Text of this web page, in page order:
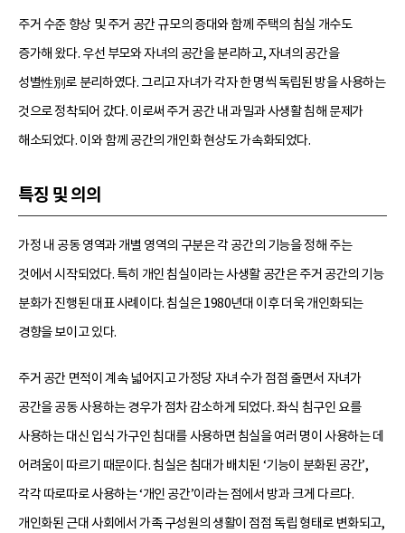
주거 수준 향상 및 주거 공간 규모의 증대와 함께 주택의 침실 개수도
증가해 왔다. 우선 부모와 자녀의 공간을 분리하고, 자녀의 공간을
성별性別로 분리하였다. 그리고 자녀가 각자 한 명씩 독립된 방을 사용하는
것으로 정착되어 갔다. 이로써 주거 공간 내 과밀과 사생활 침해 문제가
해소되었다. 이와 함께 공간의 개인화 현상도 가속화되었다.
특징 및 의의
가정 내 공동 영역과 개별 영역의 구분은 각 공간의 기능을 정해 주는
것에서 시작되었다. 특히 개인 침실이라는 사생활 공간은 주거 공간의 기능
분화가 진행된 대표 사례이다. 침실은 1980년대 이후 더욱 개인화되는
경향을 보이고 있다.
주거 공간 면적이 계속 넓어지고 가정당 자녀 수가 점점 줄면서 자녀가
공간을 공동 사용하는 경우가 점차 감소하게 되었다. 좌식 침구인 요를
사용하는 대신 입식 가구인 침대를 사용하면 침실을 여러 명이 사용하는 데
어려움이 따르기 때문이다. 침실은 침대가 배치된 ‘기능이 분화된 공간’,
각각 따로따로 사용하는 ‘개인 공간’이라는 점에서 방과 크게 다르다.
개인화된 근대 사회에서 가족 구성원의 생활이 점점 독립 형태로 변화되고,